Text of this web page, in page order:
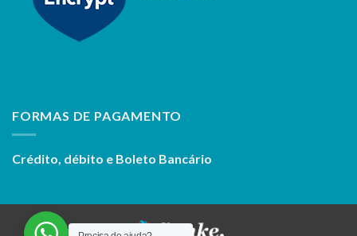
FORMAS DE PAGAMENTO
Crédito, débito e Boleto Bancário